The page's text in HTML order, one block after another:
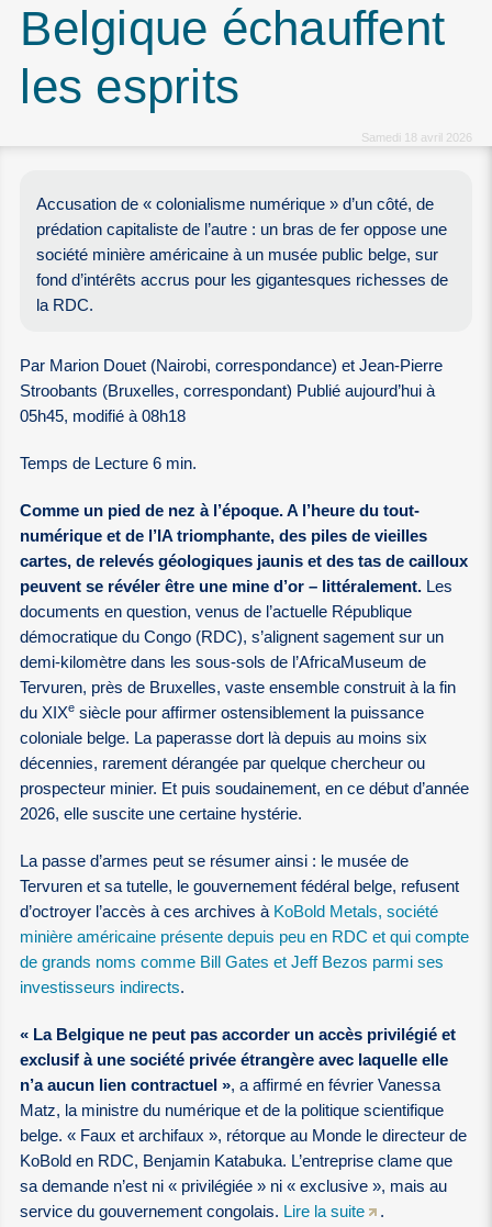
Belgique échauffent
les esprits
Samedi 18 avril 2026
Accusation de « colonialisme numérique » d’un côté, de
prédation capitaliste de l’autre : un bras de fer oppose une
société minière américaine à un musée public belge, sur
fond d’intérêts accrus pour les gigantesques richesses de
la RDC.
Par Marion Douet (Nairobi, correspondance) et Jean-Pierre
Stroobants (Bruxelles, correspondant) Publié aujourd’hui à
05h45, modifié à 08h18
Temps de Lecture 6 min.
Comme un pied de nez à l’époque. A l’heure du tout-
numérique et de l’IA triomphante, des piles de vieilles
cartes, de relevés géologiques jaunis et des tas de cailloux
peuvent se révéler être une mine d’or – littéralement. Les
documents en question, venus de l’actuelle République
démocratique du Congo (RDC), s’alignent sagement sur un
demi-kilomètre dans les sous-sols de l’AfricaMuseum de
Tervuren, près de Bruxelles, vaste ensemble construit à la fin
du XIXe siècle pour affirmer ostensiblement la puissance
coloniale belge. La paperasse dort là depuis au moins six
décennies, rarement dérangée par quelque chercheur ou
prospecteur minier. Et puis soudainement, en ce début d’année
2026, elle suscite une certaine hystérie.
La passe d’armes peut se résumer ainsi : le musée de
Tervuren et sa tutelle, le gouvernement fédéral belge, refusent
d’octroyer l’accès à ces archives à KoBold Metals, société
minière américaine présente depuis peu en RDC et qui compte
de grands noms comme Bill Gates et Jeff Bezos parmi ses
investisseurs indirects.
« La Belgique ne peut pas accorder un accès privilégié et
exclusif à une société privée étrangère avec laquelle elle
n’a aucun lien contractuel », a affirmé en février Vanessa
Matz, la ministre du numérique et de la politique scientifique
belge. « Faux et archifaux », rétorque au Monde le directeur de
KoBold en RDC, Benjamin Katabuka. L’entreprise clame que
sa demande n’est ni « privilégiée » ni « exclusive », mais au
service du gouvernement congolais. Lire la suite .